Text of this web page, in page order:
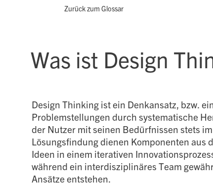
Zurück zum Glossar
Was ist Design
Design Thinking ist ein Denkansatz, bzw.
Problemstellungen durch systematische
der Nutzer mit seinen Bedürfnissen stets
Lösungsfindung dienen Komponenten aus
Ideen in einem iterativen
während ein interdisziplinäres Team
Ansätze entstehen.